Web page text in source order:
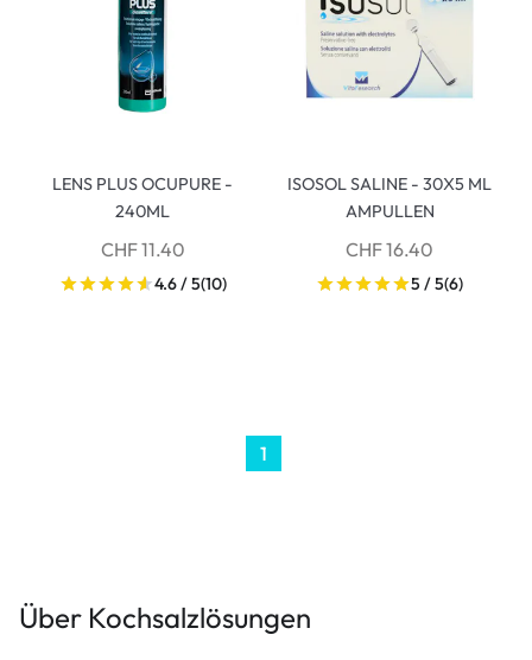
LENS PLUS OCUPURE -
240ML
CHF 11.40
4.6 / 5(10)
ISOSOL SALINE - 30X5 ML
AMPULLEN
CHF 16.40
5 / 5(6)
1
Über Kochsalzlösungen